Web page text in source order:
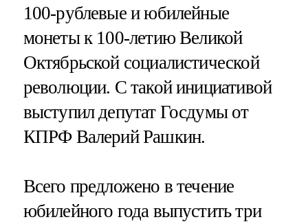
100-рублевые и юбилейные
монеты к 100-летию Великой
Октябрьской социалистической
революции. С такой инициативой
выступил депутат Госдумы от
КПРФ Валерий Рашкин.
Всего предложено в течение
юбилейного года выпустить три